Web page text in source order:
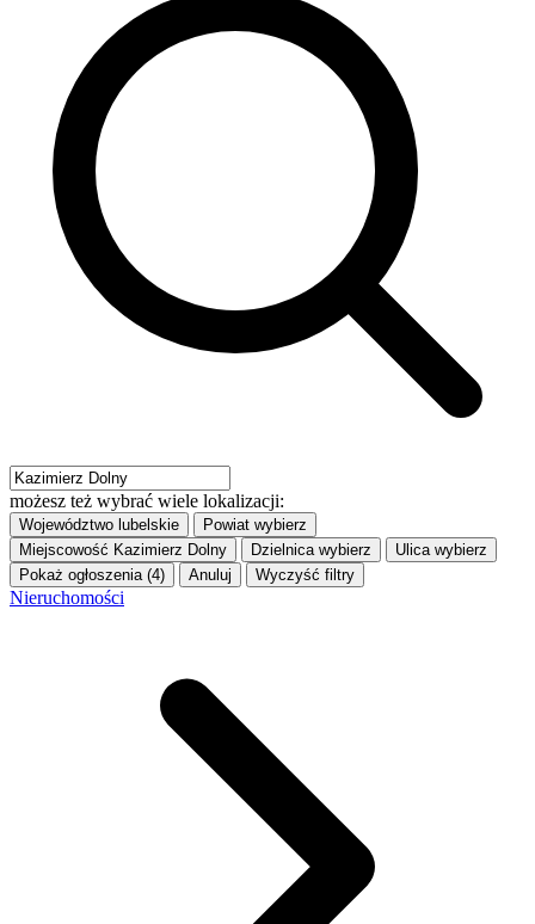
możesz też wybrać wiele lokalizacji:
Województwo lubelskie Powiat wybierz
Miejscowość Kazimierz Dolny Dzielnica wybierz Ulica wybierz
Pokaż ogłoszenia (4)
Anuluj Wyczyść filtry
Nieruchomości